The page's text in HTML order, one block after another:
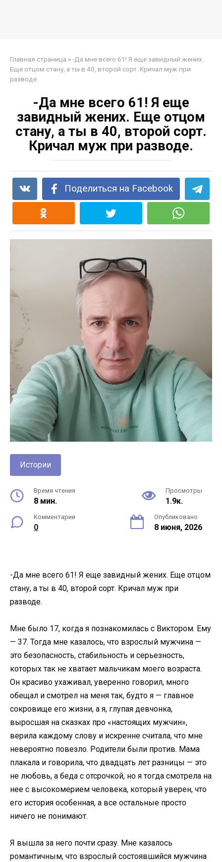
Главная страница »-Да мне всего 61! Я еще завидный жених.
Еще отцом стану, а ты в 40, второй сорт. Кричал муж при
разводе.
-Да мне всего 61! Я еще
завидный жених. Еще отцом
стану, а ты в 40, второй сорт.
Кричал муж при разводе.
Поделиться на Facebook
Истории
Время чтения
8 мин.
Просмотры
1.9к.
Комментарии
0
Опубликовано
8 июня, 2026
-Да мне всего 61! Я еще завидный жених. Еще отцом
стану, а ты в 40, второй сорт. Кричал муж при
разводе.
Мне было 17, когда я познакомилась с Виктором. Ему
— 37. Тогда мне казалось, что взрослый мужчина —
это безопасность, стабильность и серьезность,
которых так не хватает мальчикам моего возраста.
Он красиво ухаживал, уверенно говорил, много
обещал и смотрел на меня так, будто я — главное
сокровище его жизни, а я, глупая девчонка,
выросшая на сказках про «настоящих мужчин»,
верила каждому слову и искренне считала, что мне
невероятно повезло. Родители были против. Мама
плакала и говорила, что двадцать лет разницы — это
не любовь, а беда с отсрочкой, но я тогда смотрела на
нее с высокомерием человека, который уверен, что
его история особенная, а все остальные просто
ничего не понимают.
Я вышла за него почти сразу. Мне казалось
романтичным, что взрослый состоявшийся мужчина